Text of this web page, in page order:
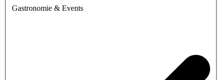
Gastronomie & Events